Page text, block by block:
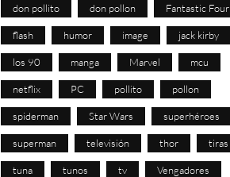
don pollito don pollon Fantastic Four
flash humor image jack kirby
los 90 manga Marvel mcu
netflix PC pollito pollon
spiderman Star Wars superhéroes
superman televisión thor tiras
tuna tunos tv Vengadores